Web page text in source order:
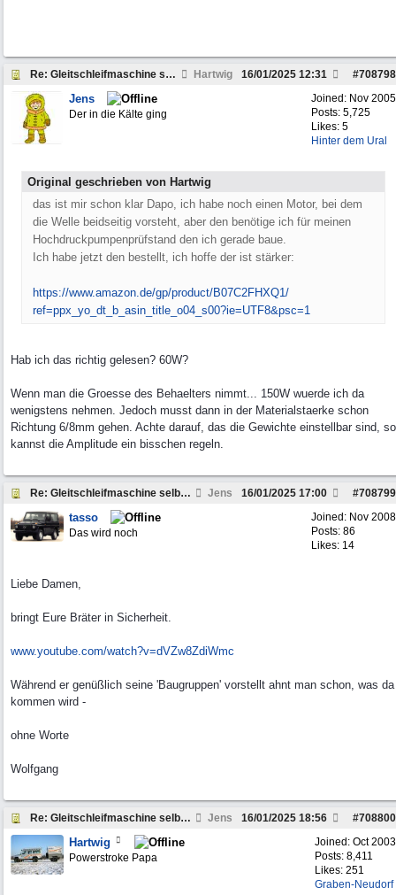
Re: Gleitschleifmaschine selber bauen? Hartwig #708798
16/01/2025 12:31
Joined: Nov 2005
Posts: 5,725
Likes: 5
Hinter dem Ural
Jens
Der in die Kälte ging
Original geschrieben von Hartwig
das ist mir schon klar Dapo, ich habe noch einen Motor, bei dem
die Welle beidseitig vorsteht, aber den benötige ich für meinen
Hochdruckpumpenprüfstand den ich gerade baue.
Ich habe jetzt den bestellt, ich hoffe der ist stärker:
https://www.amazon.de/gp/product/B07C2FHXQ1/
ref=ppx_yo_dt_b_asin_title_o04_s00?ie=UTF8&psc=1
Hab ich das richtig gelesen? 60W?
Wenn man die Groesse des Behaelters nimmt... 150W wuerde ich da
wenigstens nehmen. Jedoch musst dann in der Materialstaerke schon
Richtung 6/8mm gehen. Achte darauf, das die Gewichte einstellbar sind, so
kannst die Amplitude ein bisschen regeln.
Re: Gleitschleifmaschine selber bauen? Jens #708799
16/01/2025 17:00
Joined: Nov 2008
Posts: 86
Likes: 14
tasso
Das wird noch
Liebe Damen,
bringt Eure Bräter in Sicherheit.
www.youtube.com/watch?v=dVZw8ZdiWmc
Während er genüßlich seine 'Baugruppen' vorstellt ahnt man schon, was da
kommen wird -
ohne Worte
Wolfgang
Re: Gleitschleifmaschine selber bauen? Jens #708800
16/01/2025 18:56
Joined: Oct 2003
Posts: 8,411
Likes: 251
Graben-Neudorf
Hartwig
Powerstroke Papa